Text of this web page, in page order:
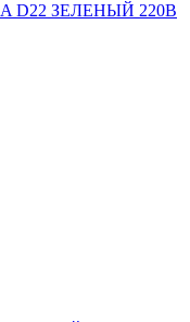
D22 ЗЕЛЕНЫЙ 220В